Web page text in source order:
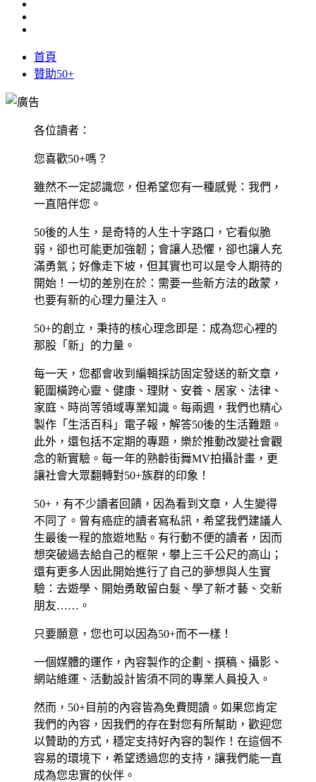
首頁
贊助50+
各位讀者：
您喜歡50+嗎？
雖然不一定認識您，但希望您有一種感覺：我們，
一直陪伴您。
50後的人生，是奇特的人生十字路口，它看似脆
弱，卻也可能更加強韌；會讓人恐懼，卻也讓人充
滿勇氣；好像走下坡，但其實也可以是令人期待的
開始！一切的差別在於：需要一些新方法的啟蒙，
也要有新的心理力量注入。
50+的創立，秉持的核心理念即是：成為您心裡的
那股「新」的力量。
每一天，您都會收到編輯採訪固定發送的新文章，
範圍橫跨心靈、健康、理財、安養、居家、法律、
家庭、時尚等領域專業知識。每兩週，我們也精心
製作「生活百科」電子報，解答50後的生活難題。
此外，還包括不定期的專題，樂於推動改變社會觀
念的新實驗。每一年的熟齡街舞MV拍攝計畫，更
讓社會大眾翻轉對50+族群的印象！
50+，有不少讀者回饋，因為看到文章，人生變得
不同了。曾有癌症的讀者寫私訊，希望我們建議人
生最後一程的旅遊地點。有行動不便的讀者，因而
想突破過去給自己的框架，攀上三千公尺的高山；
還有更多人因此開始進行了自己的夢想與人生實
驗：去遊學、開始勇敢留白髮、學了新才藝、交新
朋友……。
只要願意，您也可以因為50+而不一樣！
一個媒體的運作，內容製作的企劃、撰稿、攝影、
網站維運、活動設計皆須不同的專業人員投入。
然而，50+目前的內容皆為免費閱讀。如果您肯定
我們的內容，因我們的存在對您有所幫助，歡迎您
以贊助的方式，穩定支持好內容的製作！在這個不
容易的環境下，希望透過您的支持，讓我們能一直
成為您忠實的伙伴。